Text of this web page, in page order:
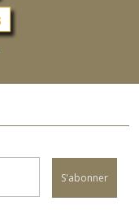
S'abonner